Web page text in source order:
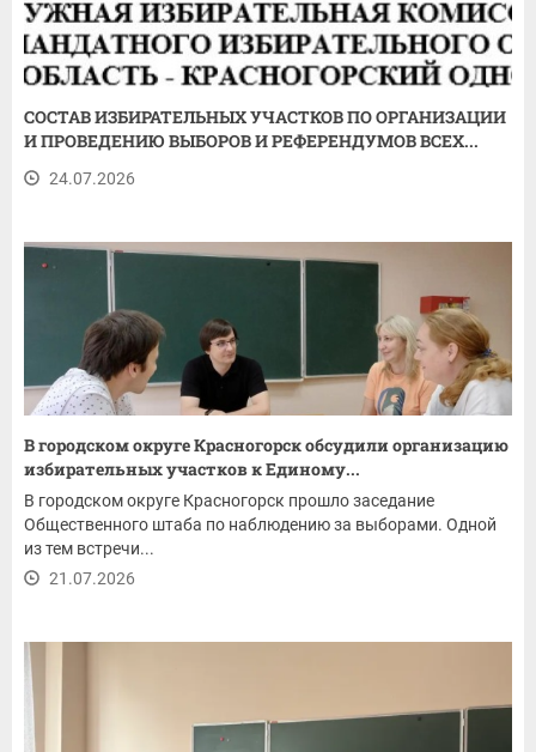
СОСТАВ ИЗБИРАТЕЛЬНЫХ УЧАСТКОВ ПО ОРГАНИЗАЦИИ
И ПРОВЕДЕНИЮ ВЫБОРОВ И РЕФЕРЕНДУМОВ ВСЕХ...
24.07.2026
В городском округе Красногорск обсудили организацию
избирательных участков к Единому...
В городском округе Красногорск прошло заседание
Общественного штаба по наблюдению за выборами. Одной
из тем встречи...
21.07.2026